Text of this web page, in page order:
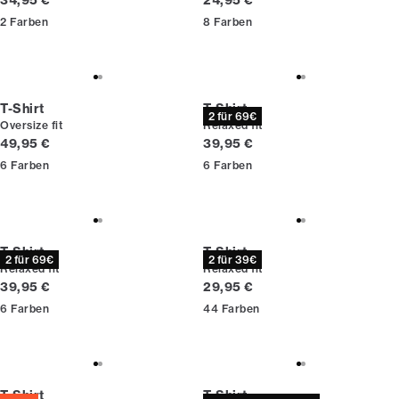
2 Farben 8 Farben
T-Shirt
Oversize fit
Preis
49,95 €
6 Farben
2 für 69€
T-Shirt
Relaxed fit
Preis
39,95 €
6 Farben
2 für 69€
T-Shirt
Relaxed fit
Preis
39,95 €
6 Farben
2 für 39€
T-Shirt
Relaxed fit
Preis
29,95 €
44 Farben
T-Shirt T-Shirt